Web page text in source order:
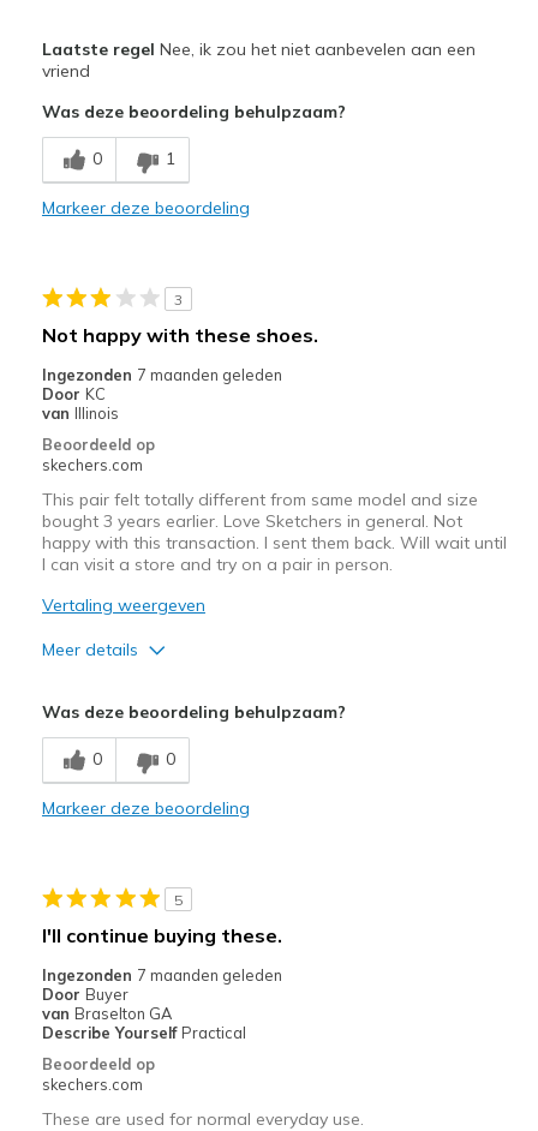
Bad shaped arch
View On Shoes Shoes are for Wearing
Laatste regel Nee, ik zou het niet aanbevelen aan een
vriend
Was deze beoordeling behulpzaam?
0 1
Markeer deze beoordeling
3
Not happy with these shoes.
Ingezonden 7 maanden geleden
Door KC
van Illinois
Beoordeeld op
skechers.com
This pair felt totally different from same model and size
bought 3 years earlier. Love Sketchers in general. Not
happy with this transaction. I sent them back. Will wait until
I can visit a store and try on a pair in person.
Vertaling weergeven
Meer details
Was deze beoordeling behulpzaam?
0 0
Markeer deze beoordeling
5
I'll continue buying these.
Ingezonden 7 maanden geleden
Door Buyer
van Braselton GA
Describe Yourself Practical
Beoordeeld op
skechers.com
These are used for normal everyday use.